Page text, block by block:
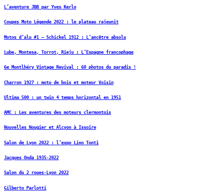
L’aventure JBB par Yves Kerlo
Coupes Moto Légende 2022 : le plateau rajeunit
Motos d’alu #1 – Schickel 1912 : L’ancêtre absolu
Lube, Montesa, Torrot, Rieju : L’Espagne francophage
6e Montlhéry Vintage Revival : 60 photos du paradis !
Charron 1927 : moto de bois et moteur Voisin
Ultima 500 : un twin 4 temps horizontal en 1951
AMC : Les aventures des moteurs clermontois
Nouvelles Nougier et Alcyon à Issoire
Salon de Lyon 2022 : l’expo Lino Tonti
Jacques Onda 1935-2022
Salon du 2 roues-Lyon 2022
Gilberto Parlotti